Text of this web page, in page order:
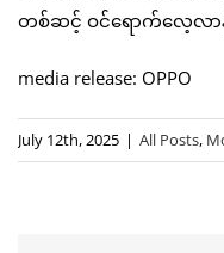
တစ်ဆင့် ဝင်ရောက်လေ့လာ
media release: OPPO
July 12th, 2025 | All Posts,